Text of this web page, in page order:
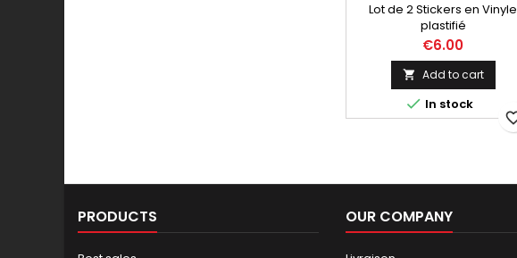
Lot de 2 Stickers en Vinyle
plastifié
Price
€6.00
 Add to cart
 In stock
PRODUCTS OUR COMPANY